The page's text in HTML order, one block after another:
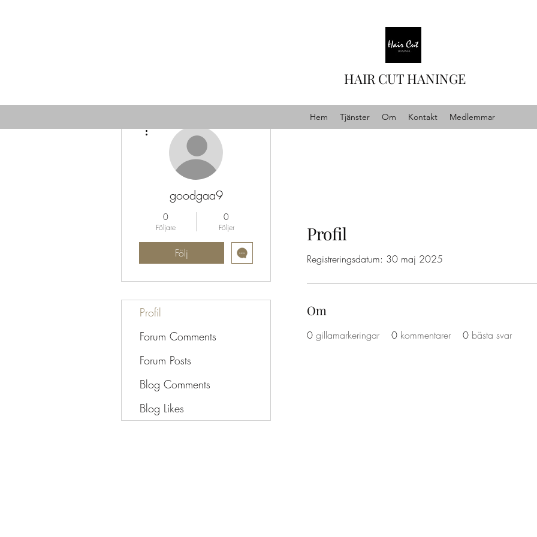
HAIR CUT HANINGE
Hem Tjänster Om Kontakt Medlemmar
Profil
Registreringsdatum: 30 maj 2025
Om
0 gillamarkeringar 0 kommentarer 0 bästa svar
goodgaa9
0
Följare
0
Följer
Följ
Profil
Forum Comments
Forum Posts
Blog Comments
Blog Likes